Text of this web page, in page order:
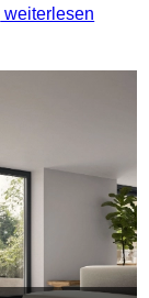
weiterlesen